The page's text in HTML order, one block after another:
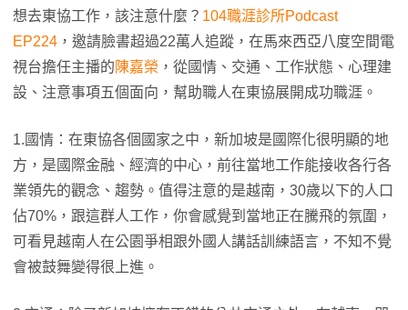
想去東協工作，該注意什麼？ 104職涯診所Podcast
EP224 ，邀請臉書超過22萬人追蹤，在馬來西亞八度空間電
視台擔任主播的 陳嘉榮 ，從國情、交通、工作狀態、心理建
設、注意事項五個面向，幫助職人在東協展開成功職涯。
1.國情：在東協各個國家之中，新加坡是國際化很明顯的地
方，是國際金融、經濟的中心，前往當地工作能接收各行各
業領先的觀念、趨勢。值得注意的是越南，30歲以下的人口
佔70%，跟這群人工作，你會感覺到當地正在騰飛的氛圍，
可看見越南人在公園爭相跟外國人講話訓練語言，不知不覺
會被鼓舞變得很上進。